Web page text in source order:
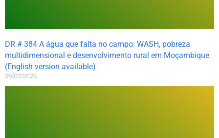
DR # 384 A água que falta no campo: WASH, pobreza
multidimensional e desenvolvimento rural em Moçambique
(English version available)
29/07/2026